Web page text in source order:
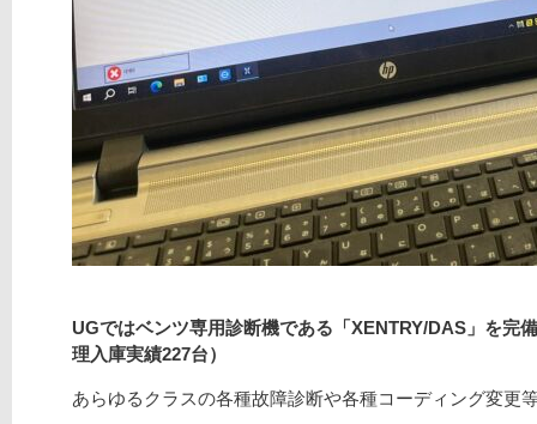
UGではベンツ専用診断機である「XENTRY/DAS」を完
理入庫実績227台）
あらゆるクラスの各種故障診断や各種コーディング変更